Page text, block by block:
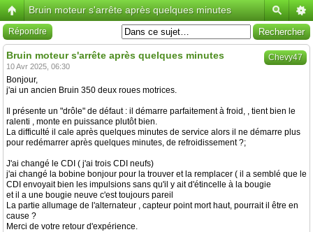
Bruin moteur s'arrête après quelques minutes
Répondre
Chevy47
Bruin moteur s'arrête après quelques minutes
10 Avr 2025, 06:30
Bonjour,
j'ai un ancien Bruin 350 deux roues motrices.
Il présente un "drôle" de défaut : il démarre parfaitement à froid, , tient bien le
ralenti , monte en puissance plutôt bien.
La difficulté il cale après quelques minutes de service alors il ne démarre plus
pour redémarrer après quelques minutes, de refroidissement ?;
J'ai changé le CDI ( j'ai trois CDI neufs)
j'ai changé la bobine bonjour pour la trouver et la remplacer ( il a semblé que le
CDI envoyait bien les impulsions sans qu'il y ait d'étincelle à la bougie
et il a une bougie neuve c'est toujours pareil
La partie allumage de l'alternateur , capteur point mort haut, pourrait il être en
cause ?
Merci de votre retour d'expérience.